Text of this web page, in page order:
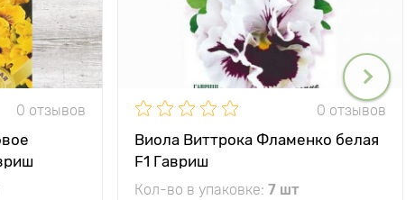
0 отзывов 0 отзывов
Виола Виттрока Фламенко белая
F1 Гавриш
Кол-во в упаковке: 7 шт